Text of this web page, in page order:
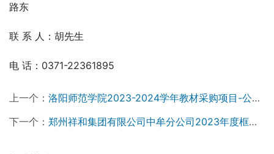
路东
联 系 人：胡先生
电 话：0371-22361895
上一个： 洛阳师范学院2023-2024学年教材采购项目-公开招标公告￼
下一个： 郑州祥和集团有限公司中牟分公司2023年度框架入围项目结果公示￼